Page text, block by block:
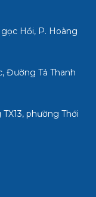
Hồi, P. Hoàng
Đường Tả Thanh
phường Thới